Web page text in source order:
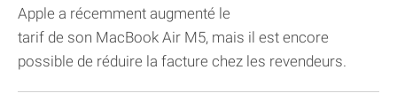
Apple a récemment augmenté le
tarif de son MacBook Air M5, mais il est encore
possible de réduire la facture chez les revendeurs.